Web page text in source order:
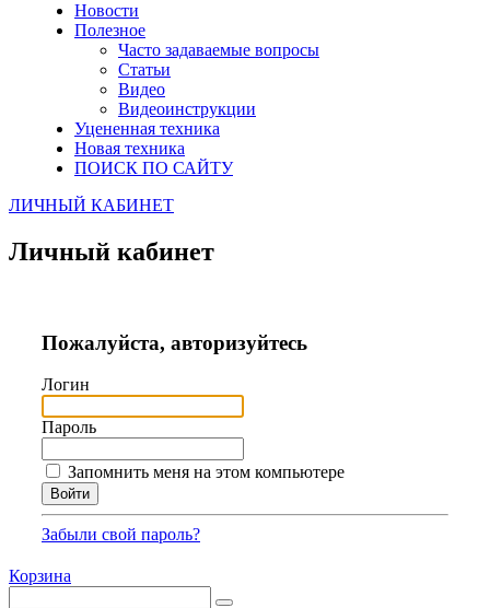
Новости
Полезное
Часто задаваемые вопросы
Статьи
Видео
Видеоинструкции
Уцененная техника
Новая техника
ПОИСК ПО САЙТУ
ЛИЧНЫЙ КАБИНЕТ
Личный кабинет
Пожалуйста, авторизуйтесь
Логин
Пароль
Запомнить меня на этом компьютере
Забыли свой пароль?
Корзина